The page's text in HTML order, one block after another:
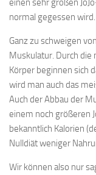
einen sehr großen
normal gegessen wird.
Ganz zu schweigen
Muskulatur. Durch
Körper beginnen sich
wird man auch das
Auch der Abbau der
einem noch größeren
bekanntlich Kalorien
Nulldiät weniger
Wir können also nur